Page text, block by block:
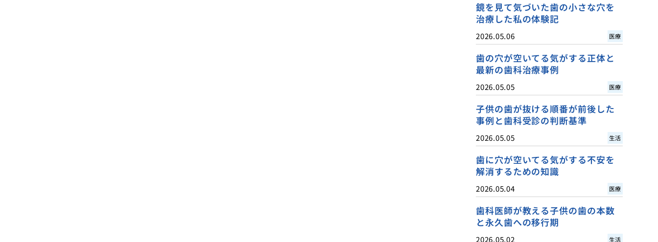
鏡を見て気づいた歯の小さな穴を
治療した私の体験記
2026.05.06 医療
歯の穴が空いてる気がする正体と
最新の歯科治療事例
2026.05.05 医療
子供の歯が抜ける順番が前後した
事例と歯科受診の判断基準
2026.05.05 生活
歯に穴が空いてる気がする不安を
解消するための知識
2026.05.04 医療
歯科医師が教える子供の歯の本数
と永久歯への移行期
2026.05.02 生活